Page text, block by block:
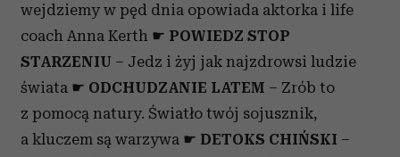
korzystasz z naszej witryny, udostępniamy partnerom
społecznościowym, reklamowym i analitycznym.
Partnerzy mogą połączyć te informacje z innymi danymi
otrzymanymi od Ciebie lub uzyskanymi podczas
wejdziemy w pęd dnia opowiada aktorka i life
coach Anna Kerth ☛ POWIEDZ STOP
STARZENIU – Jedz i żyj jak najzdrowsi ludzie
świata ☛ ODCHUDZANIE LATEM – Zrób to
z pomocą natury. Światło twój sojusznik,
a kluczem są warzywa ☛ DETOKS CHIŃSKI –